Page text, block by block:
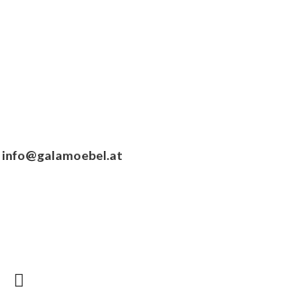
info@galamoebel.at